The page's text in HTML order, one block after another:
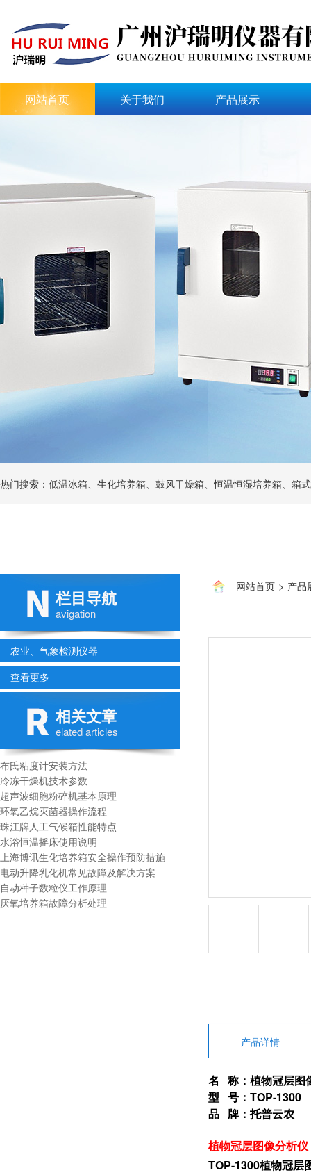
网站首页 关于我们 产品展示
热门搜索：低温冰箱、生化培养箱、鼓风干燥箱、恒温恒湿培养箱、箱
栏目导航
avigation
农业、气象检测仪器
查看更多
相关文章
elated articles
布氏粘度计安装方法
冷冻干燥机技术参数
超声波细胞粉碎机基本原理
环氧乙烷灭菌器操作流程
珠江牌人工气候箱性能特点
水浴恒温摇床使用说明
上海博讯生化培养箱安全操作预防措施
电动升降乳化机常见故障及解决方案
自动种子数粒仪工作原理
厌氧培养箱故障分析处理
网站首页 > 产品
产品详情
名 称：植物冠层图
型 号：TOP-1300
品 牌：托普云农
植物冠层图像分析
TOP-1300植物冠层